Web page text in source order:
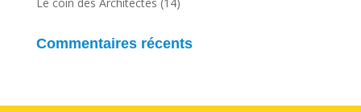
Commentaires récents